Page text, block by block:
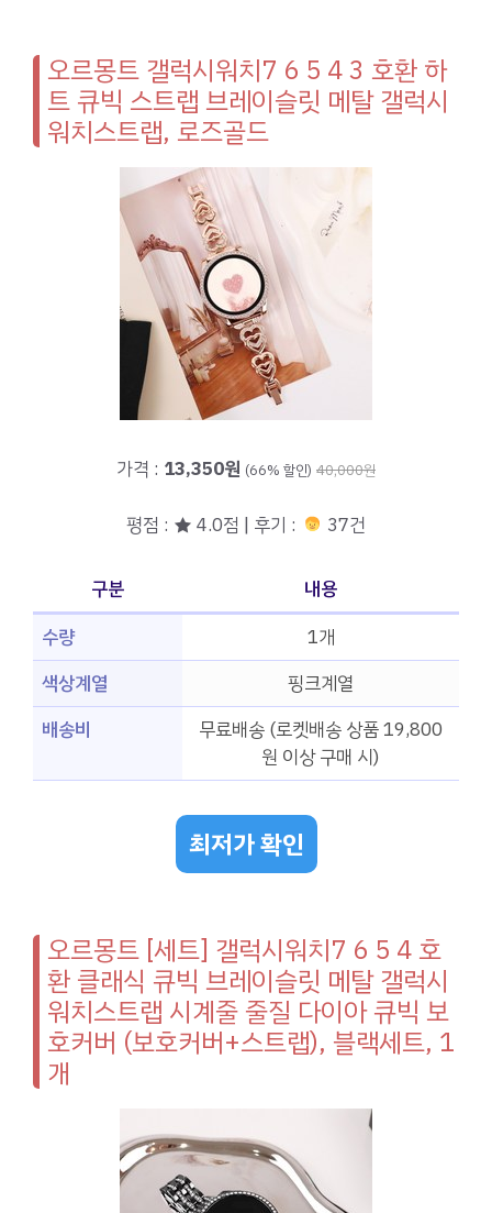
오르몽트 갤럭시워치7 6 5 4 3 호환 하
트 큐빅 스트랩 브레이슬릿 메탈 갤럭시
워치스트랩, 로즈골드
가격 : 13,350원 (66% 할인) 40,000원
평점 : ★ 4.0점 | 후기 : 37건
구분
내용
수량
1개
색상계열
핑크계열
배송비
무료배송 (로켓배송 상품 19,800
원 이상 구매 시)
최저가 확인
오르몽트 [세트] 갤럭시워치7 6 5 4 호
환 클래식 큐빅 브레이슬릿 메탈 갤럭시
워치스트랩 시계줄 줄질 다이아 큐빅 보
호커버 (보호커버+스트랩), 블랙세트, 1
개